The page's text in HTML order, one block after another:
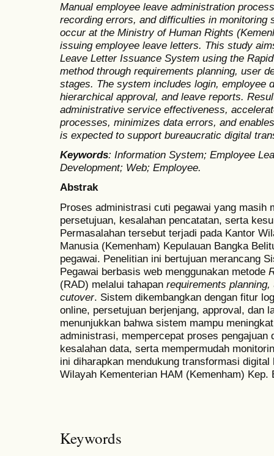
Manual employee leave administration
recording errors, and difficulties in monitoring
occur at the Ministry of Human Rights
issuing employee leave letters. This study
Leave Letter Issuance System using the
method through requirements planning, user
stages. The system includes login, employee
hierarchical approval, and leave reports.
administrative service effectiveness,
processes, minimizes data errors, and
is expected to support bureaucratic digital
Keywords: Information System; Employee
Development; Web; Employee.
Abstrak
Proses administrasi cuti pegawai yang masih
persetujuan, kesalahan pencatatan, serta
Permasalahan tersebut terjadi pada Kantor
Manusia (Kemenham) Kepulauan Bangka
pegawai. Penelitian ini bertujuan merancang
Pegawai berbasis web menggunakan metode
(RAD) melalui tahapan requirements
cutover. Sistem dikembangkan dengan fitur
online, persetujuan berjenjang, approval, dan
menunjukkan bahwa sistem mampu
administrasi, mempercepat proses
kesalahan data, serta mempermudah
ini diharapkan mendukung transformasi
Wilayah Kementerian HAM (Kemenham) Kep.
Keywords